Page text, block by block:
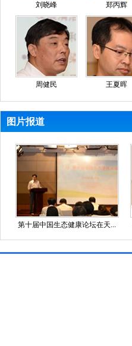
刘晓峰 郑丙辉
周健民 王夏晖
图片报道
第十届中国生态健康论坛在天...